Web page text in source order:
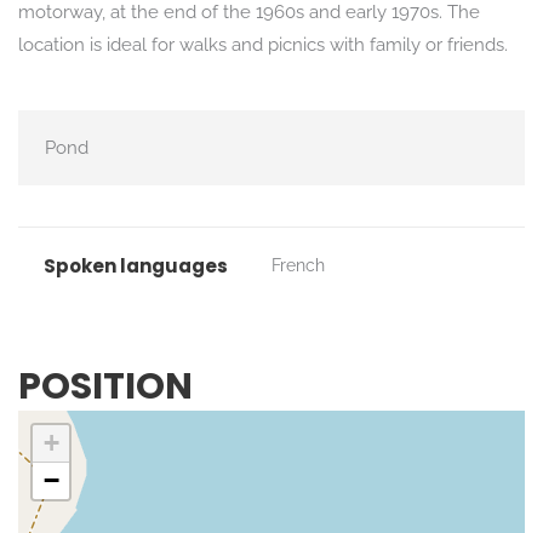
motorway, at the end of the 1960s and early 1970s. The
location is ideal for walks and picnics with family or friends.
Pond
Spoken languages French
POSITION
+
−